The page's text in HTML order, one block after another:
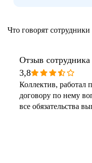
Что говорят сотрудники
Отзыв сотрудника
3,8
Коллектив, работал
договору по нему
все обязательства